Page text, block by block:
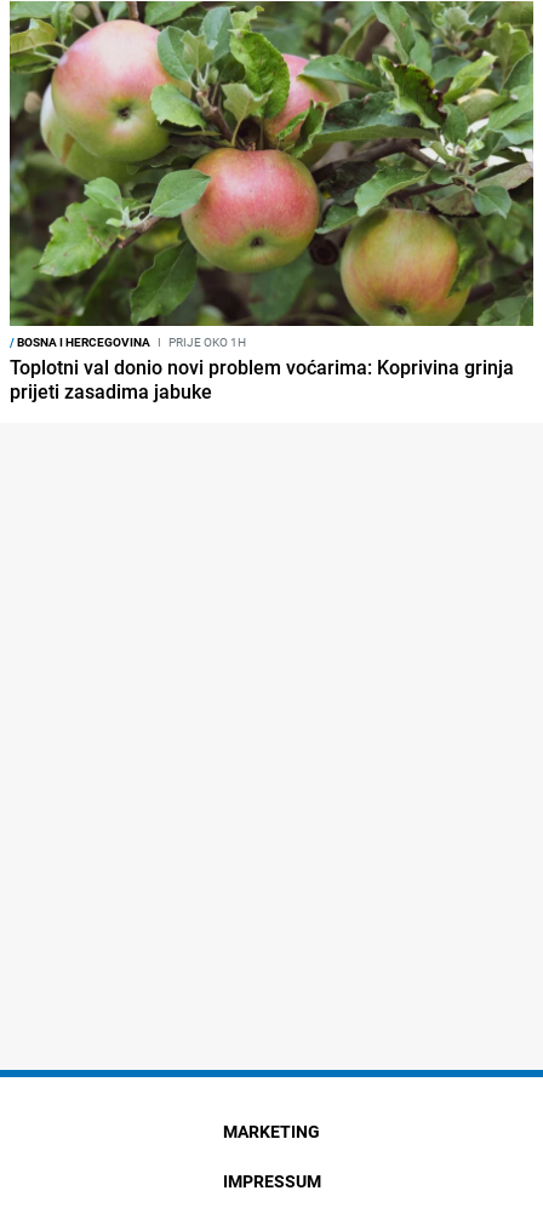
/BOSNA I HERCEGOVINA I PRIJE OKO 1H
Toplotni val donio novi problem voćarima: Koprivina grinja
prijeti zasadima jabuke
MARKETING
IMPRESSUM